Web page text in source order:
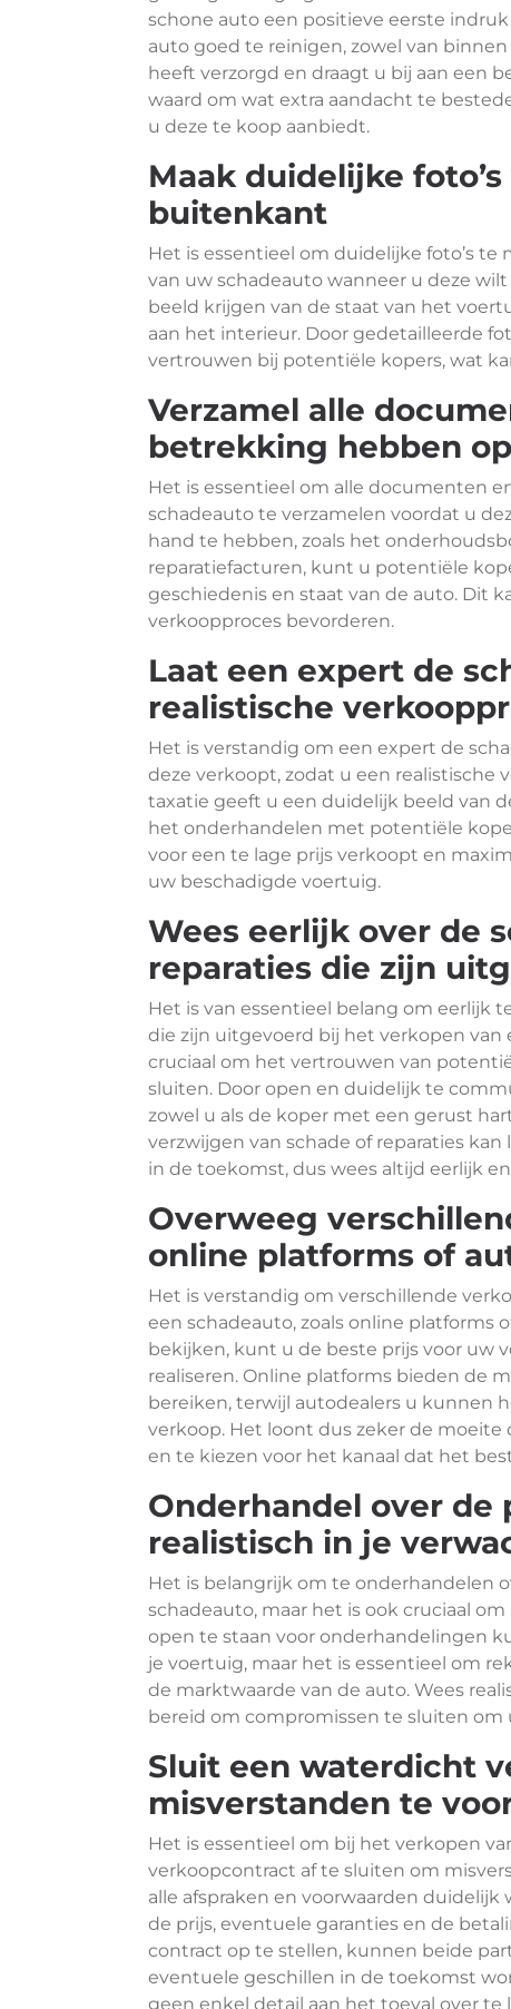
schone auto een positieve eerste
auto goed te reinigen, zowel van
heeft verzorgd en draagt u bij aan een
waard om wat extra aandacht te
u deze te koop aanbiedt.
Maak duidelijke
buitenkant
Het is essentieel om duidelijke foto’s
van uw schadeauto wanneer u deze
beeld krijgen van de staat van het
aan het interieur. Door gedetailleerde
vertrouwen bij potentiële kopers, wat
Verzamel alle
betrekking hebben
Het is essentieel om alle documenten
schadeauto te verzamelen voordat u
hand te hebben, zoals het
reparatiefacturen, kunt u potentiële
geschiedenis en staat van de auto. Dit
verkoopproces bevorderen.
Laat een expert de
realistische
Het is verstandig om een expert de
deze verkoopt, zodat u een realistische
taxatie geeft u een duidelijk beeld van
het onderhandelen met potentiële
voor een te lage prijs verkoopt en
uw beschadigde voertuig.
Wees eerlijk over de
reparaties die zijn
Het is van essentieel belang om eerlijk
die zijn uitgevoerd bij het verkopen van
cruciaal om het vertrouwen van
sluiten. Door open en duidelijk te
zowel u als de koper met een gerust
verzwijgen van schade of reparaties
in de toekomst, dus wees altijd eerlijk
Overweeg
online platforms of
Het is verstandig om verschillende
een schadeauto, zoals online platforms
bekijken, kunt u de beste prijs voor uw
realiseren. Online platforms bieden de
bereiken, terwijl autodealers u kunnen
verkoop. Het loont dus zeker de
en te kiezen voor het kanaal dat het
Onderhandel over de
realistisch in je
Het is belangrijk om te onderhandelen
schadeauto, maar het is ook cruciaal
open te staan voor onderhandelingen
je voertuig, maar het is essentieel om
de marktwaarde van de auto. Wees
bereid om compromissen te sluiten
Sluit een waterdicht
misverstanden te
Het is essentieel om bij het verkopen
verkoopcontract af te sluiten om
alle afspraken en voorwaarden duidelijk
de prijs, eventuele garanties en de
contract op te stellen, kunnen beide
eventuele geschillen in de toekomst
geen enkel detail aan het toeval over